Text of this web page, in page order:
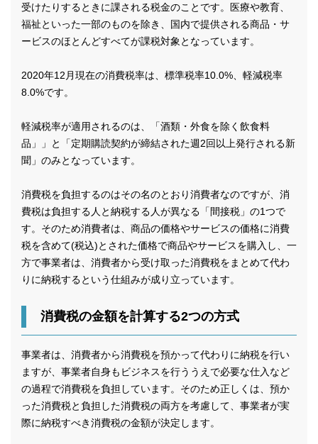
受けたりするときに課される税金のことです。医療や教育、
福祉といった一部のものを除き、国内で提供される商品・サ
ービスのほとんどすべてが課税対象となっています。
2020年12月現在の消費税率は、標準税率10.0%、軽減税率
8.0%です。
軽減税率が適用されるのは、「酒類・外食を除く飲食料
品」」と「定期購読契約が締結された週2回以上発行される新
聞」のみとなっています。
消費税を負担するのはその名のとおり消費者なのですが、消
費税は負担する人と納税する人が異なる「間接税」の1つで
す。そのため消費者は、商品の価格やサービスの価格に消費
税を含めて(税込)とされた価格で商品やサービスを購入し、一
方で事業者は、消費者から受け取った消費税をまとめて代わ
りに納税するという仕組みが成り立っています。
消費税の金額を計算する2つの方式
事業者は、消費者から消費税を預かって代わりに納税を行い
ますが、事業者自身もビジネスを行ううえで必要な仕入など
の過程で消費税を負担しています。そのため正しくは、預か
った消費税と負担した消費税の両方を考慮して、事業者が実
際に納税すべき消費税の金額が決定します。